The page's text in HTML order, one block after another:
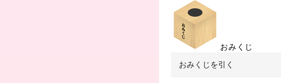
おみくじ
おみくじを引く